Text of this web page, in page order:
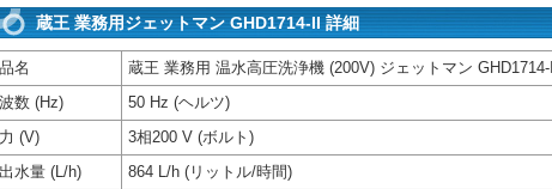
蔵王 業務用ジェットマン GHD1714-II 詳細
名
蔵王 業務用 温水高圧洗浄機 (200V) ジェットマン GHD1714-II
数 (Hz)
50 Hz (ヘルツ)
(V)
3相200 V (ボルト)
水量 (L/h)
864 L/h (リットル/時間)